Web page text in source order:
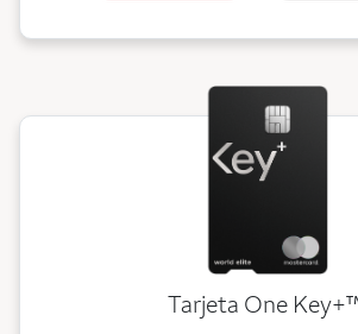
Tarjeta One Key+